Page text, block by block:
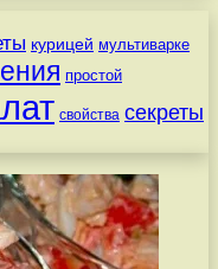
курицей мультиварке
простой
свойства секреты